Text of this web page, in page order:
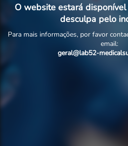
O website estará
desculpa pelo
Para mais informações, por favor
email:
geral@lab52-